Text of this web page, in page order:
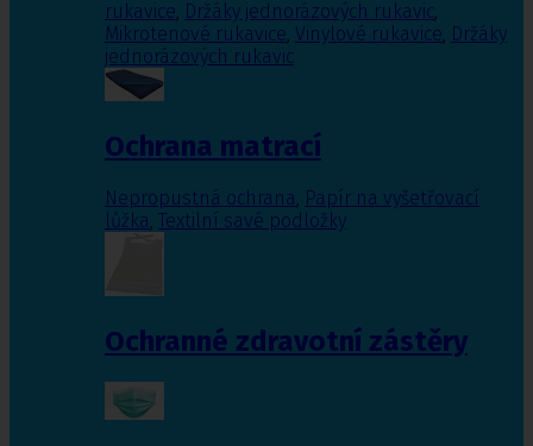
rukavice, Držáky jednorázových rukavic,
Mikrotenové rukavice, Vinylové rukavice, Držáky
jednorázových rukavic
Ochrana matrací
Nepropustná ochrana, Papír na vyšetřovací
lůžka, Textilní savé podložky
Ochranné zdravotní zástěry